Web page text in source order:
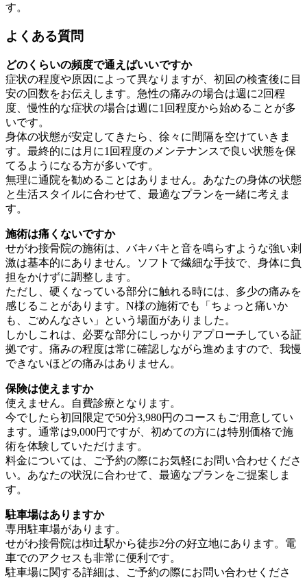
す。
よくある質問
どのくらいの頻度で通えばいいですか
症状の程度や原因によって異なりますが、初回の検査後に目
安の回数をお伝えします。急性の痛みの場合は週に2回程
度、慢性的な症状の場合は週に1回程度から始めることが多
いです。
身体の状態が安定してきたら、徐々に間隔を空けていきま
す。最終的には月に1回程度のメンテナンスで良い状態を保
てるようになる方が多いです。
無理に通院を勧めることはありません。あなたの身体の状態
と生活スタイルに合わせて、最適なプランを一緒に考えま
す。
施術は痛くないですか
せがわ接骨院の施術は、バキバキと音を鳴らすような強い刺
激は基本的にありません。ソフトで繊細な手技で、身体に負
担をかけずに調整します。
ただし、硬くなっている部分に触れる時には、多少の痛みを
感じることがあります。N様の施術でも「ちょっと痛いか
も、ごめんなさい」という場面がありました。
しかしこれは、必要な部分にしっかりアプローチしている証
拠です。痛みの程度は常に確認しながら進めますので、我慢
できないほどの痛みはありません。
保険は使えますか
使えません。自費診療となります。
今でしたら初回限定で50分3,980円のコースもご用意してい
ます。通常は9,000円ですが、初めての方には特別価格で施
術を体験していただけます。
料金については、ご予約の際にお気軽にお問い合わせくださ
い。あなたの状況に合わせて、最適なプランをご提案しま
す。
駐車場はありますか
専用駐車場があります。
せがわ接骨院は椥辻駅から徒歩2分の好立地にあります。電
車でのアクセスも非常に便利です。
駐車場に関する詳細は、ご予約の際にお問い合わせくださ